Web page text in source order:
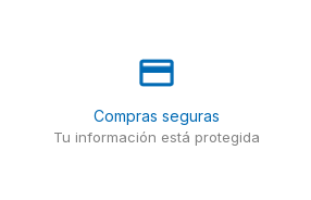
Compras seguras
Tu información está protegida